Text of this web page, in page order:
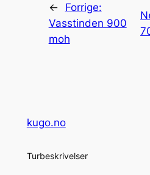
←
Forrige:
Vasstinden 900
moh
kugo.no
Turbeskrivelser